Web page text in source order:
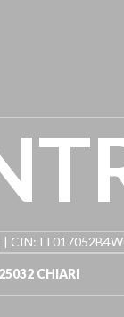
CIN:
25032 CHIARI